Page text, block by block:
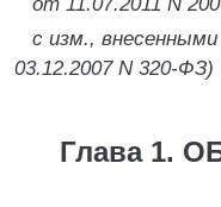
с изм.,
03.12.2007 N 320-ФЗ)
Глава 1.